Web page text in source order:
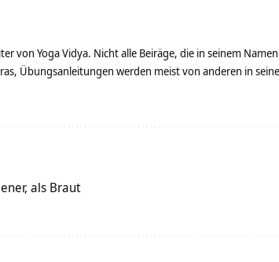
von Yoga Vidya. Nicht alle Beiräge, die in seinem
Übungsanleitungen werden meist von anderen in
als Braut